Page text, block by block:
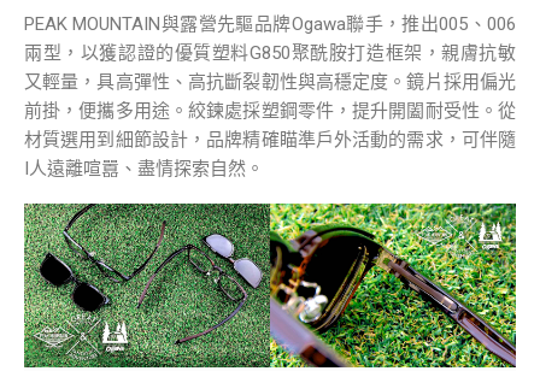
PEAK MOUNTAIN與露營先驅品牌Ogawa聯手，推出005、006
兩型，以獲認證的優質塑料G850聚酰胺打造框架，親膚抗敏
又輕量，具高彈性、高抗斷裂韌性與高穩定度。鏡片採用偏光
前掛，便攜多用途。絞鍊處採塑鋼零件，提升開闔耐受性。從
材質選用到細節設計，品牌精確瞄準戶外活動的需求，可伴隨
I人遠離喧囂、盡情探索自然。